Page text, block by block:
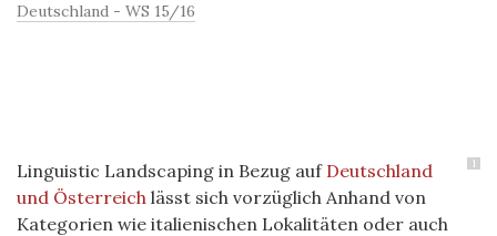
Deutschland - WS 15/16
1
Linguistic Landscaping in Bezug auf Deutschland
und Österreich lässt sich vorzüglich Anhand von
Kategorien wie italienischen Lokalitäten oder auch